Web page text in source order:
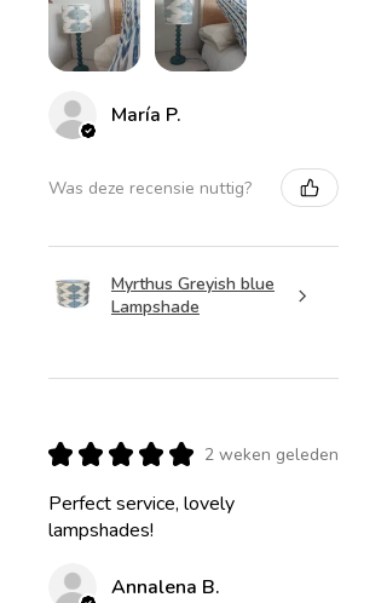
María P.
Was deze recensie nuttig?
Myrthus Greyish blue
Lampshade
★ ★ ★ ★ ★ 2 weken geleden
Perfect service, lovely
lampshades!
Annalena B.